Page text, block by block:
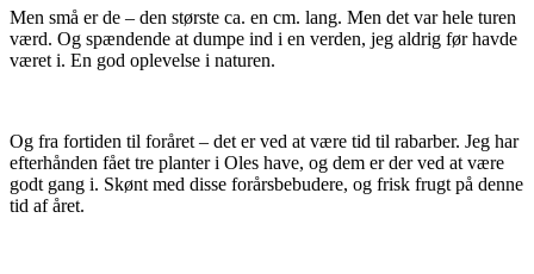
Men små er de – den største ca. en cm. lang. Men det var hele turen
værd. Og spændende at dumpe ind i en verden, jeg aldrig før havde
været i. En god oplevelse i naturen.
Og fra fortiden til foråret – det er ved at være tid til rabarber. Jeg har
efterhånden fået tre planter i Oles have, og dem er der ved at være
godt gang i. Skønt med disse forårsbebudere, og frisk frugt på denne
tid af året.